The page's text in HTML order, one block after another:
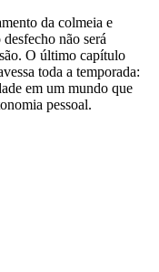
da colmeia e
não será
O último capítulo
toda a temporada:
em um mundo que
pessoal.